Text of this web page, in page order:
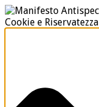
Cookie e Riservatezza